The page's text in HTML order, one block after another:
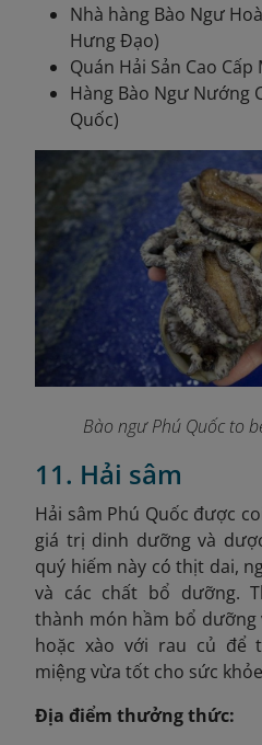
Nhà hàng Bào Ngư
Hưng Đạo)
Quán Hải Sản Cao
Hàng Bào Ngư Nướng
Quốc)
Bào ngư Phú Quốc to
11. Hải sâm
Hải sâm Phú Quốc được
giá trị dinh dưỡng và
quý hiếm này có thịt dai,
và các chất bổ dưỡng.
thành món hầm bổ dưỡng
hoặc xào với rau củ để
miệng vừa tốt cho sức
Địa điểm thưởng thức: